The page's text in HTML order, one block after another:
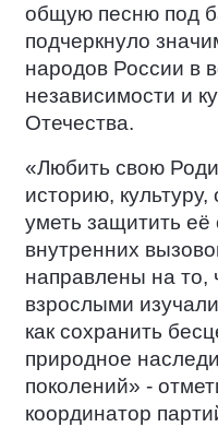
общую песню под
подчеркнуло
народов России в
независимости и
Отечества.
«Любить свою
историю,
уметь защитить
внутренних
направлены на то,
взрослыми
как сохранить
природное
поколений» -
координатор